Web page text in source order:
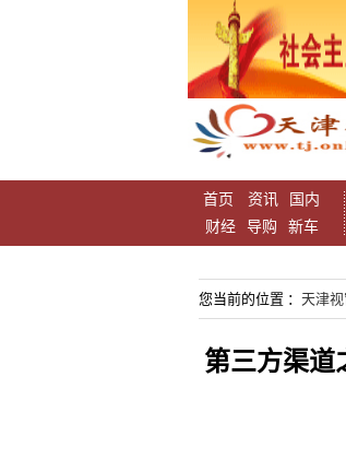
首页 资讯
国内
财经
导购 新车
您当前的位置 ： 天津视
第三方渠道